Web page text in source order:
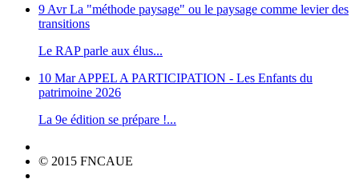
9 Avr La "méthode paysage" ou le paysage comme levier des
transitions
Le RAP parle aux élus...
10 Mar APPEL A PARTICIPATION - Les Enfants du
patrimoine 2026
La 9e édition se prépare !...
© 2015 FNCAUE